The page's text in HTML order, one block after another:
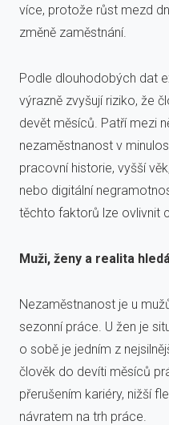
více, protože růst mezd
změně zaměstnání.
Podle dlouhodobých dat
výrazně zvyšují riziko, že
devět měsíců. Patří mezi
nezaměstnanost v
pracovní historie, vyšší
nebo digitální
těchto faktorů lze ovlivnit
Muži, ženy a realita
Nezaměstnanost je u
sezonní práce. U žen je
o sobě je jedním z
člověk do devíti měsíců
přerušením kariéry, nižší
návratem na trh práce.